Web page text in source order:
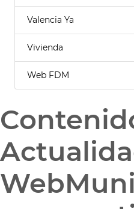
Valencia Ya
Vivienda
Web FDM